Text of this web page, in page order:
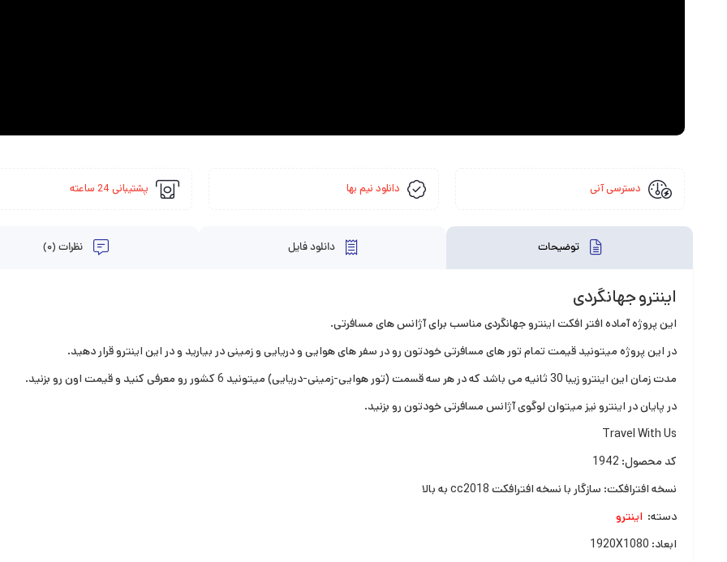
دسترسی آنی دانلود نیم بها پشتیبانی 24 ساعته
توضیحات دانلود فایل نظرات (0)
اینترو جهانگردی
این پروژه آماده افتر افکت اینترو جهانگردی مناسب برای آژانس های مسافرتی.
در این پروژه میتونید قیمت تمام تور های مسافرتی خودتون رو در سفر های هوایی و دریایی و زمینی در بیارید و در این اینترو قرار دهید.
مدت زمان این اینترو زیبا 30 ثانیه می باشد که در هر سه قسمت (تور هوایی-زمینی-دریایی) میتونید 6 کشور رو معرفی کنید و قیمت اون رو بزنید.
در پایان در اینترو نیز میتوان لوگوی آژانس مسافرتی خودتون رو بزنید.
Travel With Us
کد محصول: 1942
نسخه افترافکت: سازگار با نسخه افترافکت cc2018 به بالا
دسته: اینترو
ابعاد: 1920X1080